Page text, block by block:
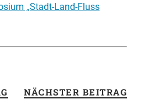
„Stadt-Land-Fluss
NÄCHSTER BEITRAG